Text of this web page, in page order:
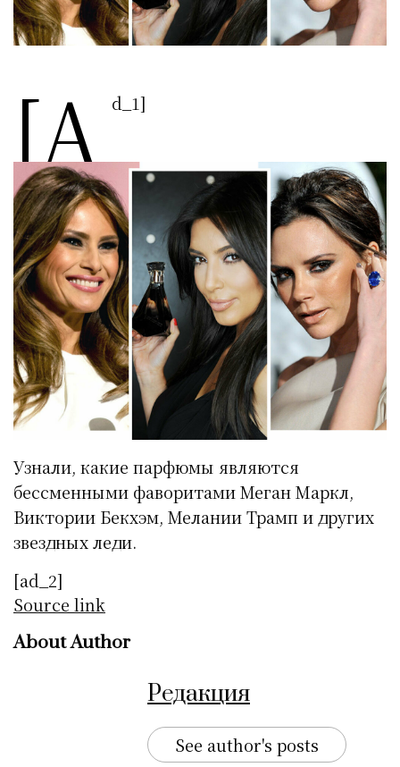
[a d_1]
Узнали, какие парфюмы являются
бессменными фаворитами Меган Маркл,
Виктории Бекхэм, Мелании Трамп и других
звездных леди.
[ad_2]
Source link
About Author
Редакция
See author's posts